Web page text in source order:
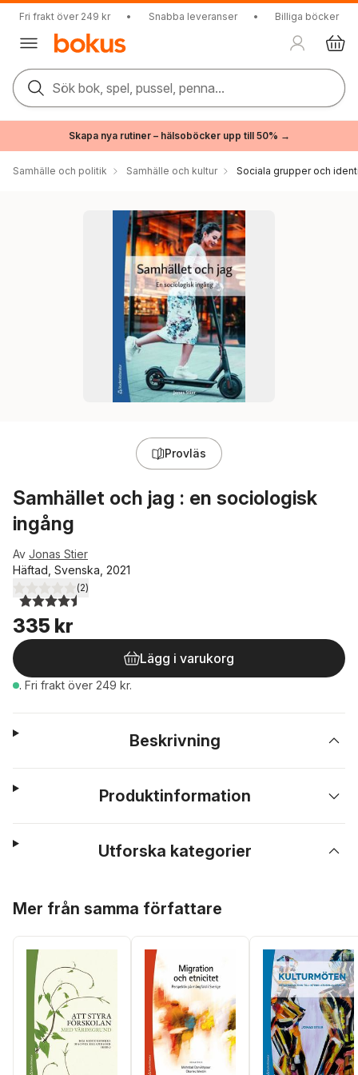
Fri frakt över 249 kr • Snabba leveranser • Billiga böcker
Sök bok, spel, pussel, penna...
Skapa nya rutiner – hälsoböcker upp till 50% →
Samhälle och politik Samhälle och kultur Sociala grupper och
Provläs
Samhället och jag : en sociologisk
ingång
Av Jonas Stier
Häftad, Svenska, 2021
4,5utav 5 stjärnor. Totalt antal röster:
(2)
335 kr
Lägg i varukorg
. Fri frakt över 249 kr.
Beskrivning
Produktinformation
Utforska kategorier
Mer från samma författare